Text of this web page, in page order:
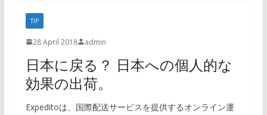
TIP
28 April 2018 admin
日本に戻る？ 日本への個人的な
効果の出荷。
Expeditoは、国際配送サービスを提供するオンライン運